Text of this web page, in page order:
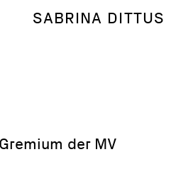
SABRINA DITTUS
der MV